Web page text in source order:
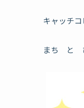
キャッチ
まち と